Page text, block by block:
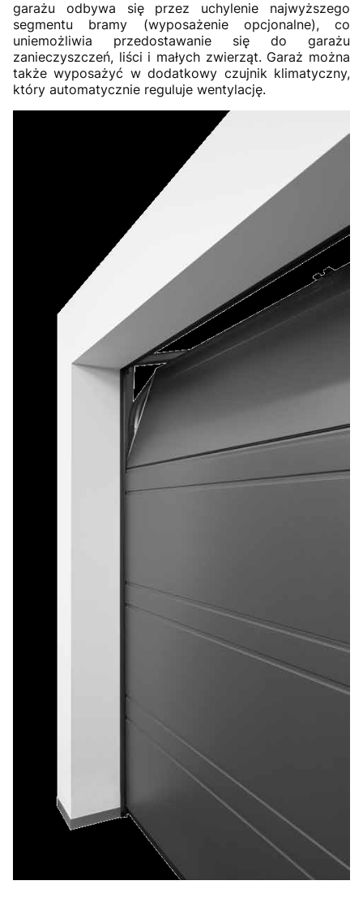
garażu odbywa się przez uchylenie najwyższego
segmentu bramy (wyposażenie opcjonalne), co
uniemożliwia przedostawanie się do garażu
zanieczyszczeń, liści i małych zwierząt. Garaż można
także wyposażyć w dodatkowy czujnik klimatyczny,
który automatycznie reguluje wentylację.